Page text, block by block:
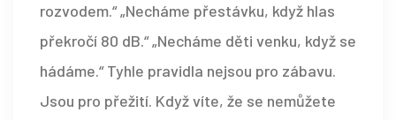
rozvodem.“ „Necháme přestávku, když hlas
překročí 80 dB.“ „Necháme děti venku, když se
hádáme.“ Tyhle pravidla nejsou pro zábavu.
Jsou pro přežití. Když víte, že se nemůžete